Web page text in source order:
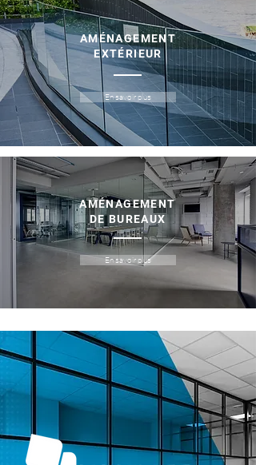
AMÉNAGEMENT
EXTÉRIEUR
En savoir plus
AMÉNAGEMENT
DE BUREAUX
En savoir plus